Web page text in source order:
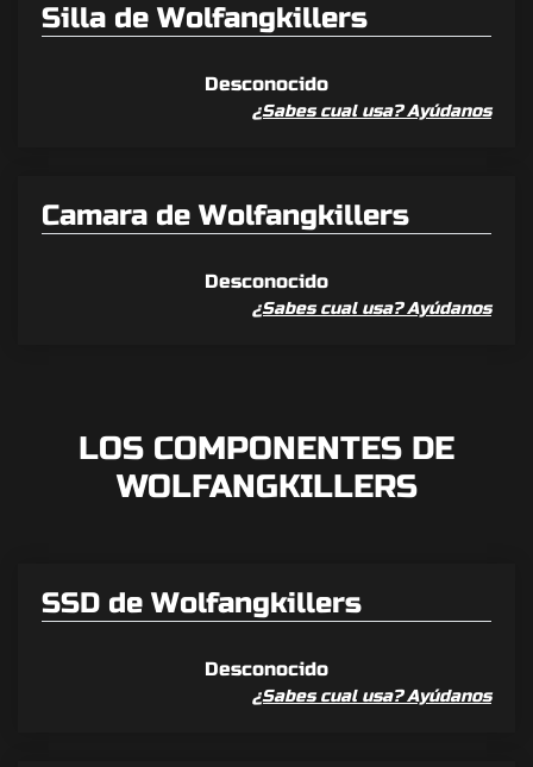
Silla de Wolfangkillers
Desconocido
¿Sabes cual usa? Ayúdanos
Camara de Wolfangkillers
Desconocido
¿Sabes cual usa? Ayúdanos
LOS COMPONENTES DE
WOLFANGKILLERS
SSD de Wolfangkillers
Desconocido
¿Sabes cual usa? Ayúdanos